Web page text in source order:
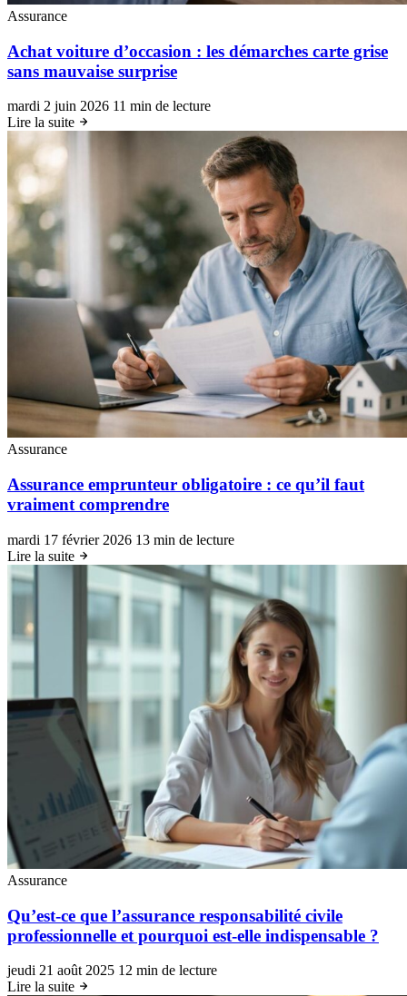
Assurance
Achat voiture d’occasion : les démarches carte grise
sans mauvaise surprise
mardi 2 juin 2026 11 min de lecture
Lire la suite
Assurance
Assurance emprunteur obligatoire : ce qu’il faut
vraiment comprendre
mardi 17 février 2026 13 min de lecture
Lire la suite
Assurance
Qu’est-ce que l’assurance responsabilité civile
professionnelle et pourquoi est-elle indispensable ?
jeudi 21 août 2025 12 min de lecture
Lire la suite